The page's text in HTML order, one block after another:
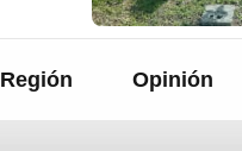
Región Opinión